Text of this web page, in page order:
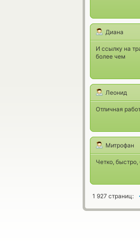
Диана
И ссылку на
более чем
Леонид
Отличная
Митрофан
Четко,
1 927 страниц: